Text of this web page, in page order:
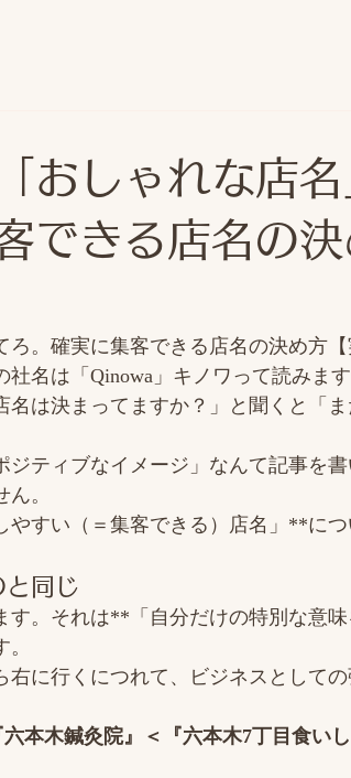
おしゃれな店名
できる店名の決
。確実に集客できる店名の決め方
名は「Qinowa」キノワって読みます
は決まってますか？」と聞くと「
ティブなイメージ」なんて記事を書
。
すい（＝集客できる）店名」**につ
と同じ
す。それは**「自分だけの特別な意
に行くにつれて、ビジネスとして
本木鍼灸院』＜『六本木7丁目食い